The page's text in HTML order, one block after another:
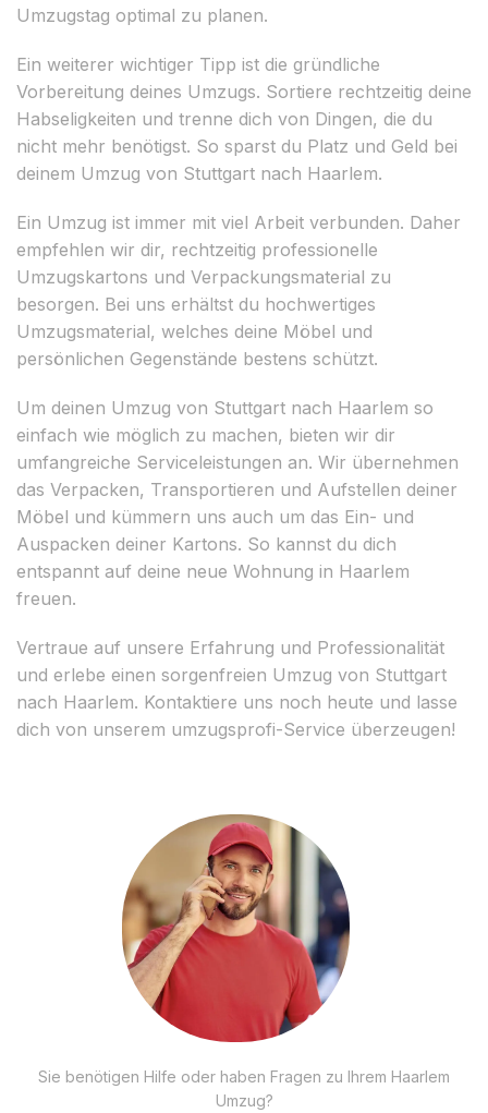
Umzugstag optimal zu planen.
Ein weiterer wichtiger Tipp ist die gründliche
Vorbereitung deines Umzugs. Sortiere rechtzeitig deine
Habseligkeiten und trenne dich von Dingen, die du
nicht mehr benötigst. So sparst du Platz und Geld bei
deinem Umzug von Stuttgart nach Haarlem.
Ein Umzug ist immer mit viel Arbeit verbunden. Daher
empfehlen wir dir, rechtzeitig professionelle
Umzugskartons und Verpackungsmaterial zu
besorgen. Bei uns erhältst du hochwertiges
Umzugsmaterial, welches deine Möbel und
persönlichen Gegenstände bestens schützt.
Um deinen Umzug von Stuttgart nach Haarlem so
einfach wie möglich zu machen, bieten wir dir
umfangreiche Serviceleistungen an. Wir übernehmen
das Verpacken, Transportieren und Aufstellen deiner
Möbel und kümmern uns auch um das Ein- und
Auspacken deiner Kartons. So kannst du dich
entspannt auf deine neue Wohnung in Haarlem
freuen.
Vertraue auf unsere Erfahrung und Professionalität
und erlebe einen sorgenfreien Umzug von Stuttgart
nach Haarlem. Kontaktiere uns noch heute und lasse
dich von unserem umzugsprofi-Service überzeugen!
Sie benötigen Hilfe oder haben Fragen zu Ihrem Haarlem
Umzug?